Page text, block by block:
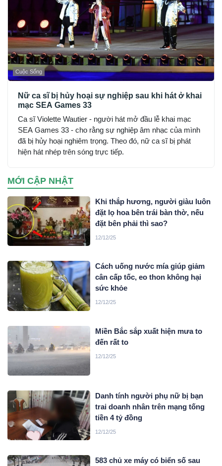
Cuộc Sống
Nữ ca sĩ bị hủy hoại sự nghiệp sau khi hát ở khai
mạc SEA Games 33
Ca sĩ Violette Wautier - người hát mở đầu lễ khai mạc
SEA Games 33 - cho rằng sự nghiệp âm nhạc của mình
đã bị hủy hoại nghiêm trọng. Theo đó, nữ ca sĩ bị phát
hiện hát nhép trên sóng trực tiếp.
MỚI CẬP NHẬT
Khi thắp hương, người giàu luôn
đặt lọ hoa bên trái bàn thờ, nếu
đặt bên phải thì sao?
12/12/25
Cách uống nước mía giúp giảm
cân cấp tốc, eo thon không hại
sức khỏe
12/12/25
Miền Bắc sắp xuất hiện mưa to
đến rất to
12/12/25
Danh tính người phụ nữ bị bạn
trai doanh nhân trên mạng tống
tiền 4 tỷ đồng
12/12/25
583 chủ xe máy có biển số sau